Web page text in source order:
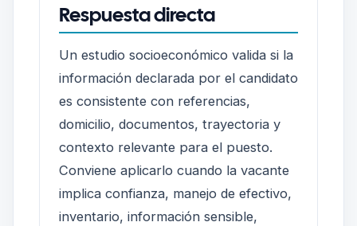
Respuesta directa
Un estudio socioeconómico valida si la
información declarada por el candidato
es consistente con referencias,
domicilio, documentos, trayectoria y
contexto relevante para el puesto.
Conviene aplicarlo cuando la vacante
implica confianza, manejo de efectivo,
inventario, información sensible,